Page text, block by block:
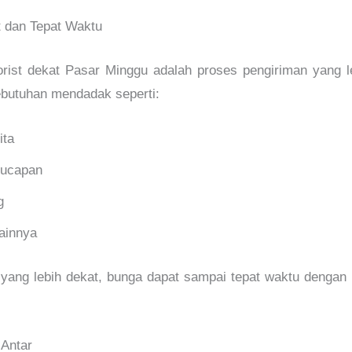
Tepat Waktu
dekat Pasar Minggu adalah proses pengiriman yang
mendadak seperti:
lebih dekat, bunga dapat sampai tepat waktu